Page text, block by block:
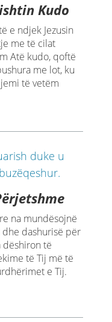
Kudo
e ndjek Jezusin
me të cilat
Atë kudo, qoftë
me lot, ku
të vetëm
na mundësojnë
dashurisë për
dëshiron të
të Tij më të
e Tij.